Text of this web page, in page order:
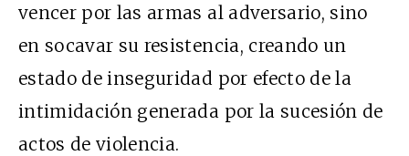
vencer por las armas al adversario, sino
en socavar su resistencia, creando un
estado de inseguridad por efecto de la
intimidación generada por la sucesión de
actos de violencia.